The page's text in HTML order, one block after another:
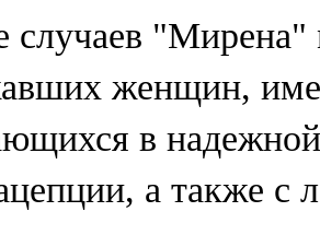
случаев "Мирена"
женщин,
в
а также с